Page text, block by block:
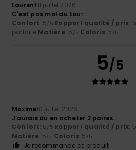
Laurent11 juillet 2026
C'est pas mal du tout
Confort: 5/5 Rapport qualité / prix: 5
parfaite Matière: 5 /5 Coloris: 5 /5
5/5
Maxime10 juillet 2026
J’aurais du en acheter 2 paires..
Confort: 5/5 Rapport qualité / prix: 5
Matière: 5/5 Coloris: 5 /5
Je recommande ce produit